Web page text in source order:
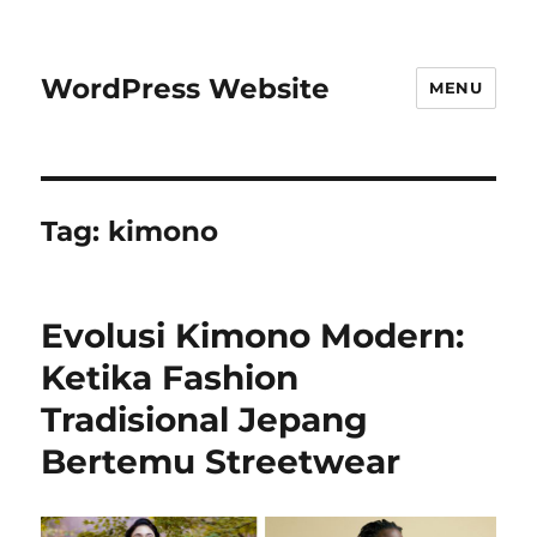
WordPress Website MENU
Tag: kimono
Evolusi Kimono Modern:
Ketika Fashion
Tradisional Jepang
Bertemu Streetwear